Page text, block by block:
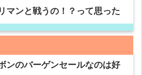
マンと戦うの！？って思った
ンのバーゲンセールなのは好